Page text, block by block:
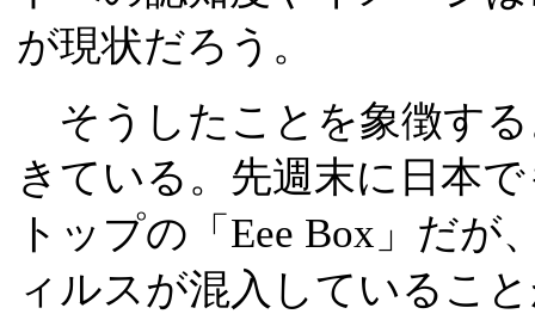
が現状だろう。
そうしたことを象徴す
きている。先週末に日本
トップの「Eee Box」だ
ィルスが混入しているこ